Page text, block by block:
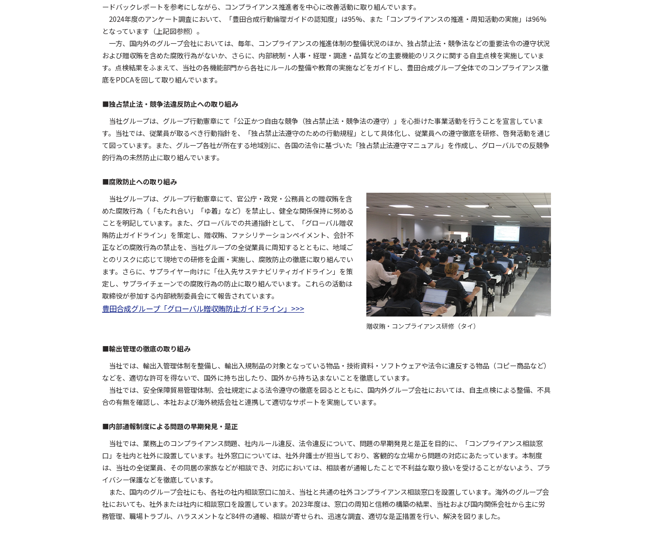
ードバックレポートを参考にしながら、コンプライアンス推進者を中心に改善活動に取り組んでいます。
2024年度のアンケート調査において、「豊田合成行動倫理ガイドの認知度」は95%、また「コンプライアンスの推進・周知活動の実施」は96%
となっています（上記図参照）。
一方、国内外のグループ会社においては、毎年、コンプライアンスの推進体制の整備状況のほか、独占禁止法・競争法などの重要法令の遵守状況
および贈収賄を含めた腐敗行為がないか、さらに、内部統制・人事・経理・調達・品質などの主要機能のリスクに関する自主点検を実施していま
す。点検結果をふまえて、当社の各機能部門から各社にルールの整備や教育の実施などをガイドし、豊田合成グループ全体でのコンプライアンス徹
底をPDCAを回して取り組んでいます。
■独占禁止法・競争法違反防止への取り組み
当社グループは、グループ行動憲章にて「公正かつ自由な競争（独占禁止法・競争法の遵守）」を心掛けた事業活動を行うことを宣言していま
す。当社では、従業員が取るべき行動指針を、「独占禁止法遵守のための行動規程」として具体化し、従業員への遵守徹底を研修、啓発活動を通じ
て図っています。また、グループ各社が所在する地域別に、各国の法令に基づいた「独占禁止法遵守マニュアル」を作成し、グローバルでの反競争
的行為の未然防止に取り組んでいます。
■腐敗防止への取り組み
当社グループは、グループ行動憲章にて、官公庁・政党・公務員との贈収賄を含
めた腐敗行為（「もたれ合い」「ゆ着」など）を禁止し、健全な関係保持に努める
ことを明記しています。また、グローバルでの共通指針として、「グローバル贈収
賄防止ガイドライン」を策定し、贈収賄、ファシリテーションペイメント、会計不
正などの腐敗行為の禁止を、当社グループの全従業員に周知するとともに、地域ご
とのリスクに応じて現地での研修を企画・実施し、腐敗防止の徹底に取り組んでい
ます。さらに、サプライヤー向けに「仕入先サステナビリティガイドライン」を策
定し、サプライチェーンでの腐敗行為の防止に取り組んでいます。これらの活動は
取締役が参加する内部統制委員会にて報告されています。
豊田合成グループ「グローバル贈収賄防止ガイドライン」
贈収賄・コンプライアンス研修（タイ）
■輸出管理の徹底の取り組み
当社では、輸出入管理体制を整備し、輸出入規制品の対象となっている物品・技術資料・ソフトウェアや法令に違反する物品（コピー商品など）
などを、適切な許可を得ないで、国外に持ち出したり、国外から持ち込まないことを徹底しています。
当社では、安全保障貿易管理体制、会社規定による法令遵守の徹底を図るとともに、国内外グループ会社においては、自主点検による整備、不具
合の有無を確認し、本社および海外統括会社と連携して適切なサポートを実施しています。
■内部通報制度による問題の早期発見・是正
当社では、業務上のコンプライアンス問題、社内ルール違反、法令違反について、問題の早期発見と是正を目的に、「コンプライアンス相談窓
口」を社内と社外に設置しています。社外窓口については、社外弁護士が担当しており、客観的な立場から問題の対応にあたっています。本制度
は、当社の全従業員、その同居の家族などが相談でき、対応においては、相談者が通報したことで不利益な取り扱いを受けることがないよう、プラ
イバシー保護などを徹底しています。
また、国内のグループ会社にも、各社の社内相談窓口に加え、当社と共通の社外コンプライアンス相談窓口を設置しています。海外のグループ会
社においても、社外または社内に相談窓口を設置しています。2023年度は、窓口の周知と信頼の構築の結果、当社および国内関係会社から主に労
務管理、職場トラブル、ハラスメントなど84件の通報、相談が寄せられ、迅速な調査、適切な是正措置を行い、解決を図りました。